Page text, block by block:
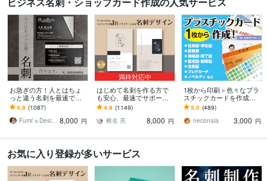
お急ぎの方！人とはちょ
っと違う名刺を最速で作
ります あなただけのオリ
ジナル名刺を！翌日まで
にデザイン作成します！
4.9 (1087)
Fumi’ｓDesign 8,000 円
満枠対応中
はじめて名刺を作る方で
も安心、最速でサポート
します 名刺デザイン実績
最多のプロデザイナーが
デザインいたします!
4.9 (1149)
椎名 亮
8,000 円
1枚から印刷＞色々なプラ
スチックカードを作成し
ます 認定証・学生証・社
員証・クレドなどクレカ
サイズのカードに印刷
5.0 (489)
neconala
3,000 円
お気に入り登録が多いサービス